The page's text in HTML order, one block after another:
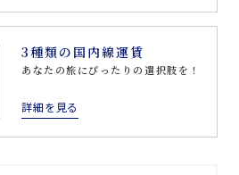
3種類の国内線運賃
あなたの旅にぴったりの選択肢を！
詳細を見る